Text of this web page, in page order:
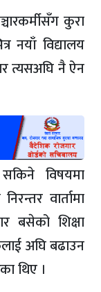
कुरा
नयाँ विद्यालय
त्यसअघि नै ऐन
विषयमा
वार्तामा
बसेको शिक्षा
अघि बढाउन
थिए ।